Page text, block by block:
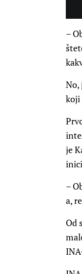
–
No,
koji
je
–
a,
Od